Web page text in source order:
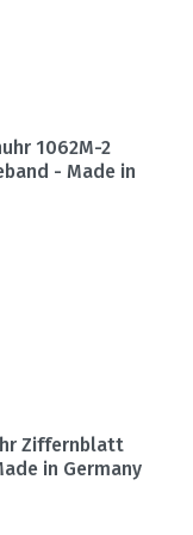
1062M-2
- Made in
Ziffernblatt
in Germany